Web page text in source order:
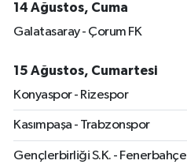
14 Ağustos, Cuma
Galatasaray - Çorum FK
15 Ağustos, Cumartesi
Konyaspor - Rizespor
Kasımpaşa - Trabzonspor
Gençlerbirliği S.K. - Fenerbahçe